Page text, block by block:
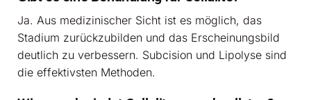
Ja. Aus medizinischer Sicht ist es möglich, das
Stadium zurückzubilden und das Erscheinungsbild
deutlich zu verbessern. Subcision und Lipolyse sind
die effektivsten Methoden.